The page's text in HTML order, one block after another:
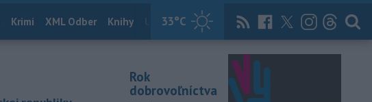
33°C
Krimi XML Odber Knihy Útulkovo Magazín News Now Archív
Rok
dobrovoľníctva